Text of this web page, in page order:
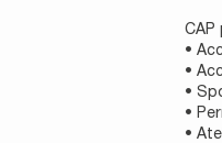
CAP
•
•
•
•
•